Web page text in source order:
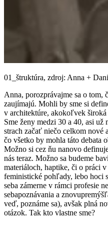
01_štruktúra, zdroj: Anna +
Anna, porozprávajme sa o tom,
zaujímajú. Mohli by sme si
v architektúre, akokoľvek
Sme ženy medzi 30 a 40, asi už
strach začať niečo celkom nové
čo všetko by mohla táto debata
Možno si cez ňu nanovo
nás teraz. Možno sa budeme
materiáloch, haptike, či o práci
feministické pohľady, lebo hoci
seba zámerne v rámci profesie
sebapoznávania a
veď, poznáme sa), avšak plná
otázok. Tak kto vlastne sme?